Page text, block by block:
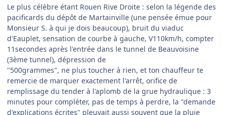
Le plus célèbre étant Rouen Rive Droite : selon la légende des
pacificards du dépôt de Martainville (une pensée émue pour
Monsieur S. à qui je dois beaucoup), bruit du viaduc
d'Eauplet, sensation de courbe à gauche, V110km/h, compter
11secondes après l'entrée dans le tunnel de Beauvoisine
(3ème tunnel), dépression de
"500grammes", ne plus toucher à rien, et ton chauffeur te
remercie de marquer exactement l'arrêt, orifice de
remplissage du tender à l'aplomb de la grue hydraulique : 3
minutes pour compléter, pas de temps à perdre, la "demande
d'explications écrites" pleuvait aussi souvent que la pluie